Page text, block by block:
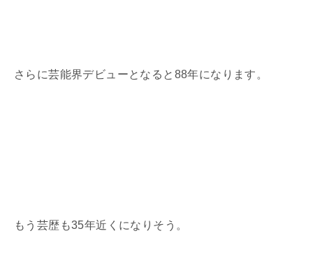
さらに芸能界デビューとなると 88年になります。
もう芸歴も35年近くになりそう。